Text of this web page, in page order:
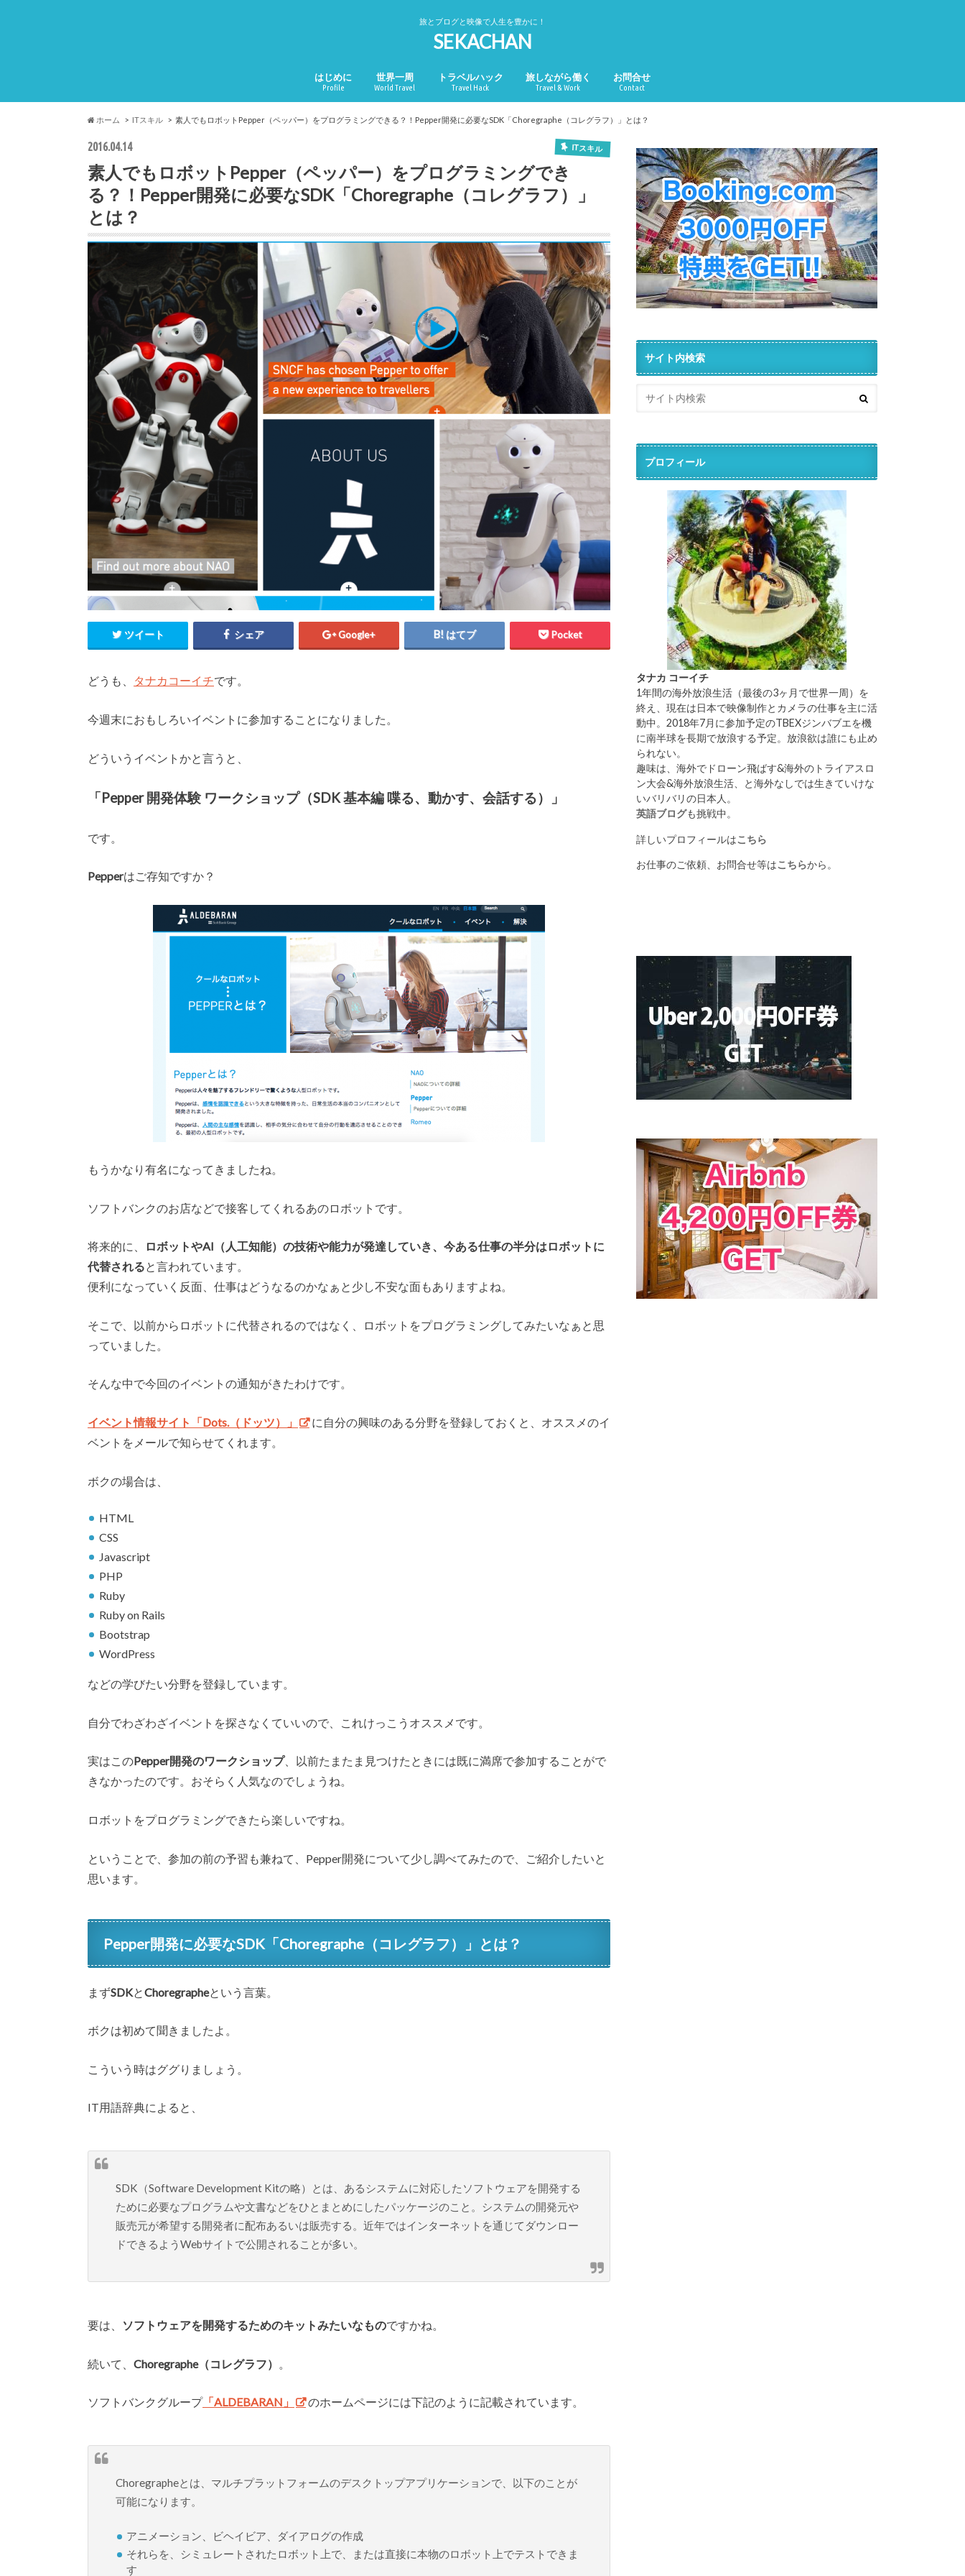
旅とブログと映像で人生を豊かに！
SEKACHAN
はじめに
Profile
世界一周
World Travel
トラベルハック
Travel Hack
旅しながら働く
Travel & Work
お問合せ
Contact
ホーム ITスキル 素人でもロボットPepper（ペッパー）をプログラミングできる？！Pepper開発に必要なSDK「Choregraphe（コレグラフ）」とは？
2016.04.14 ITスキル
素人でもロボットPepper（ペッパー）をプログラミングでき
る？！Pepper開発に必要なSDK「Choregraphe（コレグラフ）」
とは？
ツイート シェア Google+ はてブ Pocket
どうも、 タナカコーイチです。
今週末におもしろいイベントに参加することになりました。
どういうイベントかと言うと、
「Pepper 開発体験 ワークショップ（SDK 基本編 喋る、動かす、会話する）」
です。
Pepperはご存知ですか？
もうかなり有名になってきましたね。
ソフトバンクのお店などで接客してくれるあのロボットです。
将来的に、
ロボットやAI（人工知能）の技術や能力が発達していき、今ある仕事の半分はロボットに
代替されると言われています。
便利になっていく反面、仕事はどうなるのかなぁと少し不安な面もありますよね。
そこで、以前からロボットに代替されるのではなく、ロボットをプログラミングしてみたいなぁと思
っていました。
そんな中で今回のイベントの通知がきたわけです。
イベント情報サイト「Dots.（ドッツ）」
に自分の興味のある分野を登録しておくと、オススメのイ
ベントをメールで知らせてくれます。
ボクの場合は、
HTML
CSS
Javascript
PHP
Ruby
Ruby on Rails
Bootstrap
WordPress
などの学びたい分野を登録しています。
自分でわざわざイベントを探さなくていいので、これけっこうオススメです。
実はこのPepper開発のワークショップ、以前たまたま見つけたときには既に満席で参加することがで
きなかったのです。おそらく人気なのでしょうね。
ロボットをプログラミングできたら楽しいですね。
ということで、参加の前の予習も兼ねて、Pepper開発について少し調べてみたので、ご紹介したいと
思います。
Pepper開発に必要なSDK「Choregraphe（コレグラフ）」とは？
まずSDKとChoregrapheという言葉。
ボクは初めて聞きましたよ。
こういう時はググりましょう。
IT用語辞典によると、
SDK（Software Development Kitの略）とは、あるシステムに対応したソフトウェアを開発する
ために必要なプログラムや文書などをひとまとめにしたパッケージのこと。システムの開発元や
販売元が希望する開発者に配布あるいは販売する。近年ではインターネットを通じてダウンロー
ドできるようWebサイトで公開されることが多い。
要は、 ソフトウェアを開発するためのキットみたいなものですかね。
続いて、 Choregraphe（コレグラフ）
ソフトバンクグループ「ALDEBARAN」 のホームページには下記のように記載されています。
Choregrapheとは、マルチプラットフォームのデスクトップアプリケーションで、以下のことが
可能になります。
アニメーション、ビヘイビア、ダイアログの作成
それらを、シミュレートされたロボット上で、または直接に本物のロボット上でテストできま
す
サイト内検索
プロフィール
タナカ コーイチ
1年間の海外放浪生活（最後の3ヶ月で世界一周）を
終え、現在は日本で映像制作とカメラの仕事を主に活
動中。2018年7月に参加予定のTBEXジンバブエを機
に南半球を長期で放浪する予定。放浪欲は誰にも止め
られない。
趣味は、海外でドローン飛ばす&海外のトライアスロ
ン大会&海外放浪生活、と海外なしでは生きていけな
いバリバリの日本人。
英語ブログも挑戦中。
詳しいプロフィールはこちら
お仕事のご依頼、お問合せ等はこちらから。